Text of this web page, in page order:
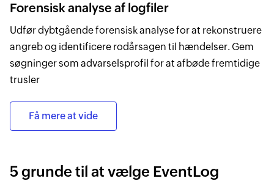
Forensisk analyse af logfiler
Udfør dybtgående forensisk analyse for at rekonstruere
angreb og identificere rodårsagen til hændelser. Gem
søgninger som advarselsprofil for at afbøde fremtidige
trusler
Få mere at vide
5 grunde til at vælge EventLog